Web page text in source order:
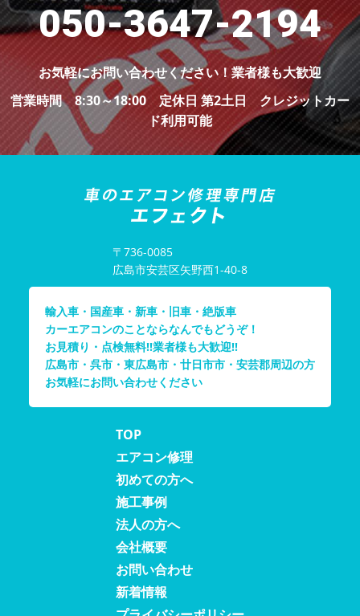
050-3647-2194
お気軽にお問い合わせください！ 業者様も大歓迎
営業時間 8:30～18:00 定休日 第2土日 クレジットカー
ド利用可能
〒736-0085
広島市安芸区矢野西1-40-8
輸入車・国産車・新車・旧車・絶版車
カーエアコンのことならなんでもどうぞ！
お見積り・点検無料!!業者様も大歓迎!!
広島市・呉市・東広島市・廿日市市・安芸郡周辺の方
お気軽にお問い合わせください
TOP
エアコン修理
初めての方へ
施工事例
法人の方へ
会社概要
お問い合わせ
新着情報